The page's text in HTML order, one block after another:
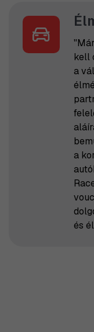
kell
a
a
és